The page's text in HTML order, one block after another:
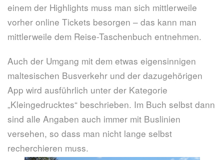
einem der Highlights muss man sich mittlerweile
vorher online Tickets besorgen – das kann man
mittlerweile dem Reise-Taschenbuch entnehmen.
Auch der Umgang mit dem etwas eigensinnigen
maltesischen Busverkehr und der dazugehörigen
App wird ausführlich unter der Kategorie
„Kleingedrucktes“ beschrieben. Im Buch selbst dann
sind alle Angaben auch immer mit Buslinien
versehen, so dass man nicht lange selbst
recherchieren muss.